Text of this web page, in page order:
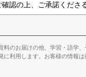
認の上、ご承諾くださ
のお届けの他、学習・語学
利用します。お客様の情報